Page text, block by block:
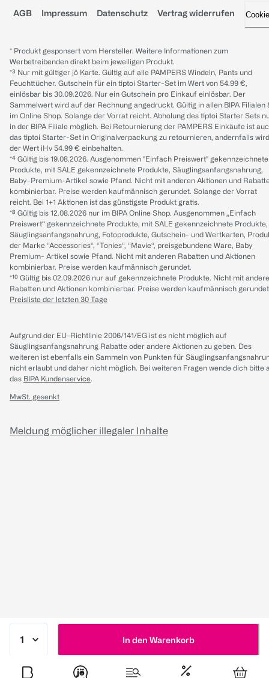
In den Warenkorb
AGB Impressum Datenschutz Vertrag widerrufen
* Produkt gesponsert vom Hersteller. Weitere Informationen zum
Werbetreibenden direkt beim jeweiligen Produkt.
*³ Nur mit gültiger jö Karte. Gültig auf alle PAMPERS Windeln, Pants und
Feuchttücher. Gutschein für ein tiptoi Starter-Set im Wert von 54.99 €,
einlösbar bis 30.09.2026. Nur ein Gutschein pro Einkauf einlösbar. Der
Sammelwert wird auf der Rechnung angedruckt. Gültig in allen BIPA Filialen
im Online Shop. Solange der Vorrat reicht. Abholung des tiptoi Starter Sets
in der BIPA Filiale möglich. Bei Retournierung der PAMPERS Einkäufe ist
das tiptoi Starter-Set in Originalverpackung zu retournieren, andernfalls wird
der Wert iHv 54.99 € einbehalten.
*⁴ Gültig bis 19.08.2026. Ausgenommen "Einfach Preiswert" gekennzeichnete
Produkte, mit SALE gekennzeichnete Produkte, Säuglingsanfangsnahrung,
Baby-Premium-Artikel sowie Pfand. Nicht mit anderen Aktionen und
kombinierbar. Preise werden kaufmännisch gerundet. Solange der Vorrat
reicht. Bei 1+1 Aktionen ist das günstigste Produkt gratis.
*⁸ Gültig bis 12.08.2026 nur im BIPA Online Shop. Ausgenommen „Einfach
Preiswert“ gekennzeichnete Produkte, mit SALE gekennzeichnete Produkte,
Säuglingsanfangsnahrung, Fotoprodukte, Gutschein- und Wertkarten,
der Marke “Accessories“, “Tonies“, “Mavie“, preisgebundene Ware, Baby
Premium- Artikel sowie Pfand. Nicht mit anderen Rabatten und Aktionen
kombinierbar. Preise werden kaufmännisch gerundet.
*¹⁰ Gültig bis 02.09.2026 nur auf gekennzeichnete Produkte. Nicht mit
Rabatten und Aktionen kombinierbar. Preise werden kaufmännisch
Preisliste der letzten 30 Tage
Aufgrund der EU-Richtlinie 2006/141/EG ist es nicht möglich auf
Säuglingsanfangsnahrung Rabatte oder andere Aktionen zu geben. Des
weiteren ist ebenfalls ein Sammeln von Punkten für
nicht erlaubt und daher nicht möglich. Bei weiteren Fragen wende dich bitte
das BIPA Kundenservice.
MwSt. gesenkt
Meldung möglicher illegaler Inhalte